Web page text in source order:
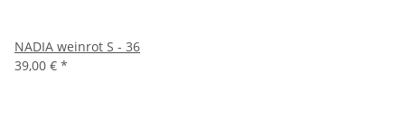
NADIA weinrot S - 36
39,00 € *